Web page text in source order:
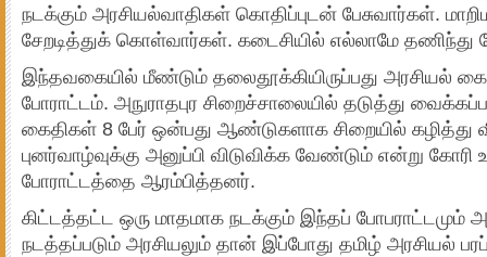
நடக்கும் அரசியல்வாதிகள் கொதிப்புடன் பேசுவார்கள்.
சேறடித்துக் கொள்வார்கள். கடைசியில் எல்லாமே தணிந்து
இந்தவகையில் மீண்டும் தலைதூக்கியிருப்பது அரசியல்
போராட்டம். அநுராதபுர சிறைச்சாலையில் தடுத்து
கைதிகள் 8 பேர் ஒன்பது ஆண்டுகளாக சிறையில் கழித்து
புனர்வாழ்வுக்கு அனுப்பி விடுவிக்க வேண்டும் என்று
போராட்டத்தை ஆரம்பித்தனர்.
கிட்டத்தட்ட ஒரு மாதமாக நடக்கும் இந்தப்
நடத்தப்படும் அரசியலும் தான் இப்போது தமிழ் அரசியல்